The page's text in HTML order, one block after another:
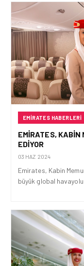
EMIRATES HABERLERI
EMIRATES, KABIN
EDIYOR
03 HAZ 2024
Emirates, Kabin
büyük global